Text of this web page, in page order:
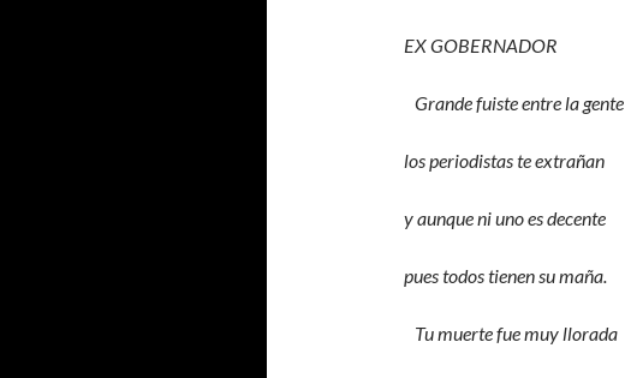
EX GOBERNADOR
Grande fuiste entre la gente
los periodistas te extrañan
y aunque ni uno es decente
pues todos tienen su maña.
Tu muerte fue muy llorada